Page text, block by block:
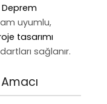
Deprem
uyumlu,
tasarımı
sağlanır.